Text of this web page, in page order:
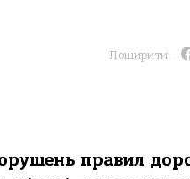
Поширити:
правил